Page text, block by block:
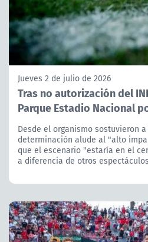
Jueves 2 de julio de 2026
Tras no autorización del
Parque Estadio Nacional
Desde el organismo sostuvieron
determinación alude al "alto
que el escenario "estaría en el
a diferencia de otros